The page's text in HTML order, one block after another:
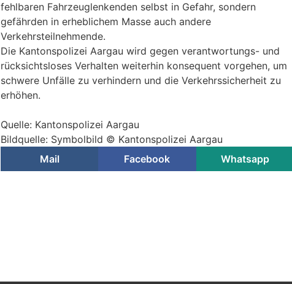
fehlbaren Fahrzeuglenkenden selbst in Gefahr, sondern
gefährden in erheblichem Masse auch andere
Verkehrsteilnehmende.
Die Kantonspolizei Aargau wird gegen verantwortungs- und
rücksichtsloses Verhalten weiterhin konsequent vorgehen, um
schwere Unfälle zu verhindern und die Verkehrssicherheit zu
erhöhen.
Quelle: Kantonspolizei Aargau
Bildquelle: Symbolbild © Kantonspolizei Aargau
Mail
Facebook Whatsapp